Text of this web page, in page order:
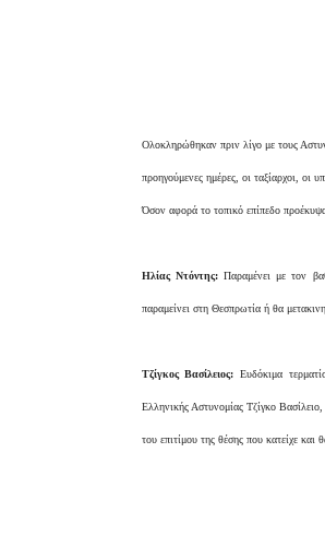
Ολοκληρώθηκαν πριν λίγο με τους
προηγούμενες ημέρες, οι ταξίαρχοι, οι
Όσον αφορά το τοπικό επίπεδο
Ηλίας Ντόντης:Παραμένει με τον
παραμείνει στη Θεσπρωτία ή θα
Τζίγκος Βασίλειος:Ευδόκιμα
Ελληνικής Αστυνομίας Τζίγκο
του επιτίμου της θέσης που κατείχε και